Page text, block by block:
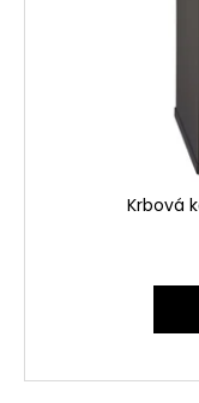
Krbová